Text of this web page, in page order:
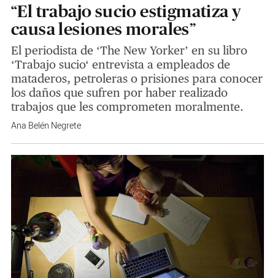
“El trabajo sucio estigmatiza y
causa lesiones morales”
El periodista de ‘The New Yorker’ en su libro
‘Trabajo sucio‘ entrevista a empleados de
mataderos, petroleras o prisiones para conocer
los daños que sufren por haber realizado
trabajos que les comprometen moralmente.
Ana Belén Negrete